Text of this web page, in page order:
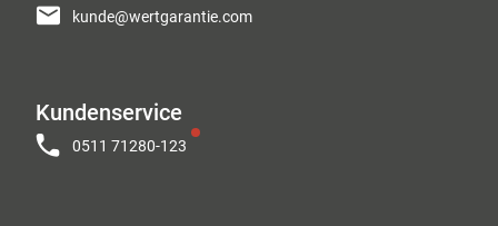
kunde@wertgarantie.com
Kundenservice
0511 71280-123